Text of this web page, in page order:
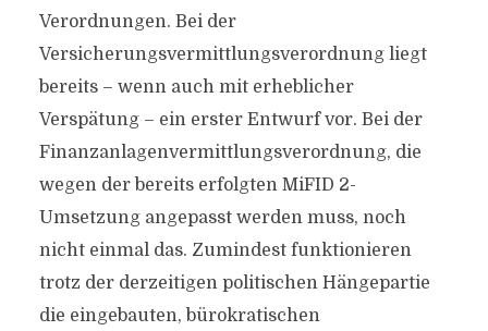
Verordnungen. Bei der
Versicherungsvermittlungsverordnung liegt
bereits – wenn auch mit erheblicher
Verspätung – ein erster Entwurf vor. Bei der
Finanzanlagenvermittlungsverordnung, die
wegen der bereits erfolgten MiFID 2-
Umsetzung angepasst werden muss, noch
nicht einmal das. Zumindest funktionieren
trotz der derzeitigen politischen Hängepartie
die eingebauten, bürokratischen